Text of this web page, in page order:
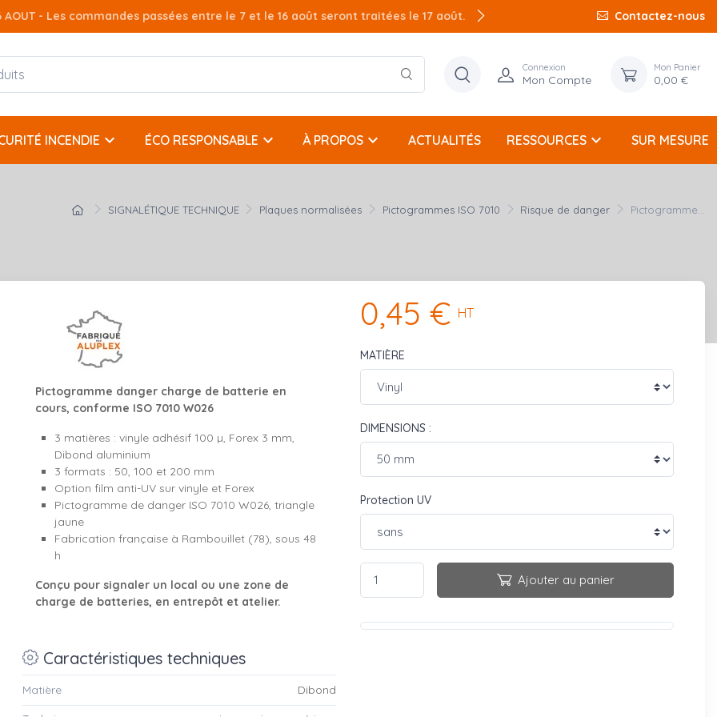
AOUT - Les commandes passées entre le 7 et le 16 août seront traitées le 17 août. Contactez-nous
Connexion
Mon Compte
Mon Panier
0,00 €
INCENDIE keyboard_arrow_down ÉCO RESPONSABLE keyboard_arrow_down À PROPOS keyboard_arrow_down ACTUALITÉS RESSOURCES keyboard_arrow_down SUR MESURE
SIGNALÉTIQUE TECHNIQUE Plaques normalisées Pictogrammes ISO 7010 Risque de danger Pictogramme...
Pictogramme danger charge de batterie en
cours, conforme ISO 7010 W026
3 matières : vinyle adhésif 100 µ, Forex 3 mm,
Dibond aluminium
3 formats : 50, 100 et 200 mm
Option film anti-UV sur vinyle et Forex
Pictogramme de danger ISO 7010 W026, triangle
jaune
Fabrication française à Rambouillet (78), sous 48
h
Conçu pour signaler un local ou une zone de
charge de batteries, en entrepôt et atelier.
Caractéristiques techniques
Matière Dibond
0,45 € HT
MATIÈRE
DIMENSIONS :
Protection UV
Ajouter au panier